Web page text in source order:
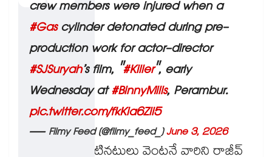
crew members were injured when a
#Gascylinder detonated during pre-
production work for actor-director
#SJSuryah’s film, "#Killer", early
Wednesday at#BinnyMills, Perambur.
pic.twitter.com/fkKia6Zii5
— Filmy Feed (@filmy_feed_)June 3, 2026